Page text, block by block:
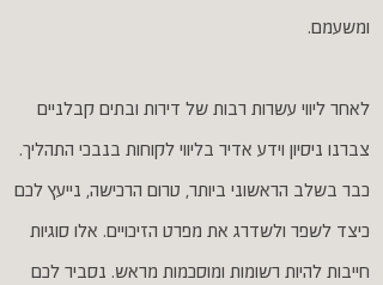
ומשעמם.
לאחר ליווי עשרות רבות של דירות ובתים קבלניים
צברנו ניסיון וידע אדיר בליווי לקוחות בנבכי התהליך.
כבר בשלב הראשוני ביותר, טרום הרכישה, נייעץ לכם
כיצד לשפר ולשדרג את מפרט הזיכויים. אלו סוגיות
חייבות להיות רשומות ומוסכמות מראש. נסביר לכם